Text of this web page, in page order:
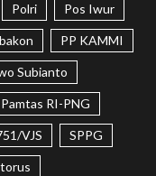
Polri Pos Iwur
PP KAMMI
Subianto
RI-PNG
VJS SPPG